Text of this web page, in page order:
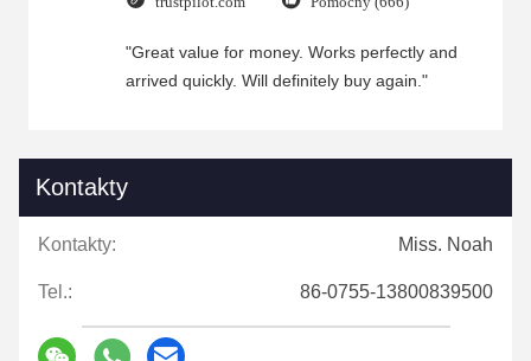
"Great value for money. Works perfectly and
arrived quickly. Will definitely buy again."
Kontakty
Kontakty: Miss. Noah
Tel.: 86-0755-13800839500